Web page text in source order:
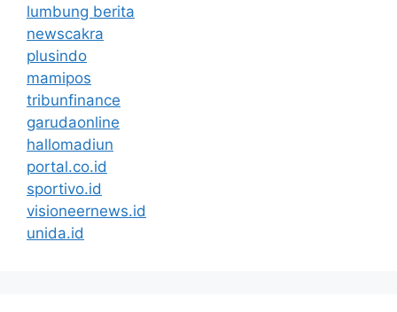
lumbung berita
newscakra
plusindo
mamipos
tribunfinance
garudaonline
hallomadiun
portal.co.id
sportivo.id
visioneernews.id
unida.id